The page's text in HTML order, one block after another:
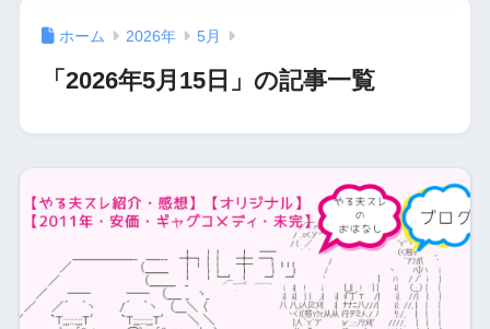
ホーム 2026年 5月
「2026年5月15日」の記事一覧